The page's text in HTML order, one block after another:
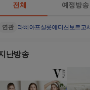
전체 예정방송
연관 라삐아프샬롯에디션 보르고
난방송